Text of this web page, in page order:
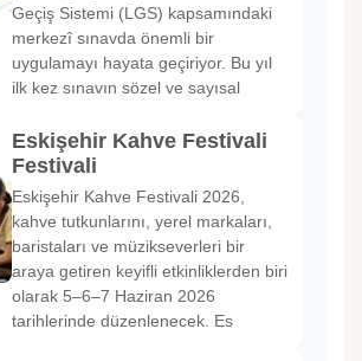
Geçiş Sistemi (LGS) kapsamındaki
merkezî sınavda önemli bir
uygulamayı hayata geçiriyor. Bu yıl
ilk kez sınavın sözel ve sayısal
Eskişehir Kahve Festivali
Festivali
Eskişehir Kahve Festivali 2026,
kahve tutkunlarını, yerel markaları,
baristaları ve müzikseverleri bir
araya getiren keyifli etkinliklerden biri
olarak 5–6–7 Haziran 2026
tarihlerinde düzenlenecek. Es